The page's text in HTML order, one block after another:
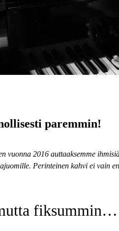
paremmin!
vuonna 2016 auttaaksemme
Perinteinen kahvi ei vain
fiksummin…